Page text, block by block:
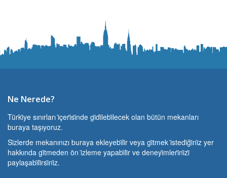
Ne Nerede?
Türki̇ye sınırları i̇çeri̇si̇nde gi̇di̇lebi̇lecek olan bütün mekanları
buraya taşıyoruz.
Si̇zlerde mekanınızı buraya ekleyebi̇li̇r veya gi̇tmek i̇stedi̇ği̇ni̇z yer
hakkında gi̇tmeden ön i̇zleme yapabi̇li̇r ve deneyi̇mleri̇ni̇zi̇
paylaşabi̇li̇rsi̇ni̇z.